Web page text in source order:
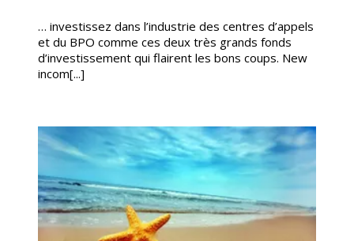
… investissez dans l’industrie des centres d’appels
et du BPO comme ces deux très grands fonds
d’investissement qui flairent les bons coups. New
incom[...]